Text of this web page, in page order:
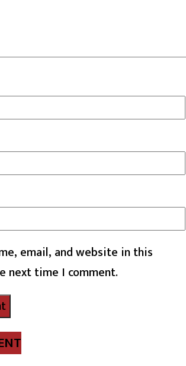
email, and website in this
next time I comment.